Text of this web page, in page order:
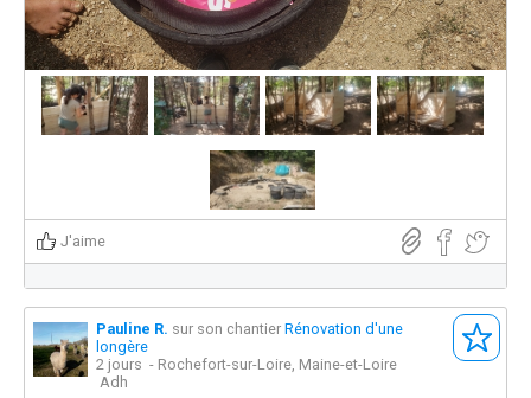
J'aime
Pauline R. sur son chantier Rénovation d'une
longère
2 jours - Rochefort-sur-Loire, Maine-et-Loire
Adh